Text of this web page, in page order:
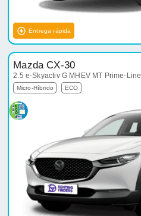
Entrega rápida
Mazda CX-30
2.5 e-Skyactiv G MHEV MT Prime-Line
Micro-Híbrido ECO